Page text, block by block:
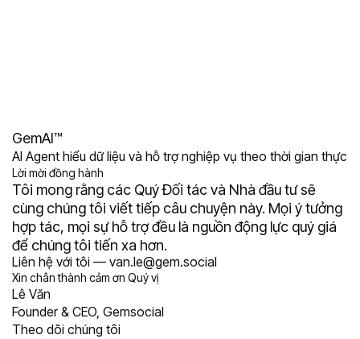
GemAI™
AI Agent hiểu dữ liệu và hỗ trợ nghiệp vụ theo thời gian thực
Lời mời đồng hành
Tôi mong rằng các Quý Đối tác và Nhà đầu tư sẽ
cùng chúng tôi viết tiếp câu chuyện này. Mọi ý tưởng
hợp tác, mọi sự hỗ trợ đều là nguồn động lực quý giá
để chúng tôi tiến xa hơn.
Liên hệ với tôi — van.le@gem.social
Xin chân thành cảm ơn Quý vị
Lê Văn
Founder & CEO, Gemsocial
Theo dõi chúng tôi